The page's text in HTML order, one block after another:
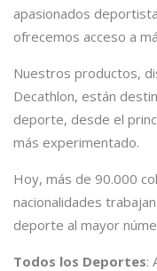
apasionados
ofrecemos acceso a
Nuestros productos,
Decathlon, están
deporte, desde el
más experimentado.
Hoy, más de 90.000
nacionalidades
deporte al mayor
Todos los Deportes: